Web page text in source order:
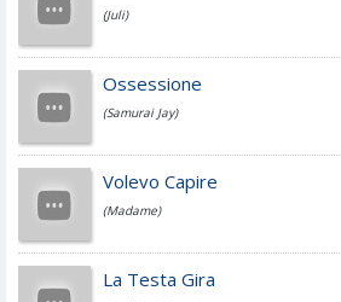
Cesare Cremonini
Jovanotti
Fedez
(Juli)
Ossessione
(Samurai Jay)
Volevo Capire
(Madame)
La Testa Gira